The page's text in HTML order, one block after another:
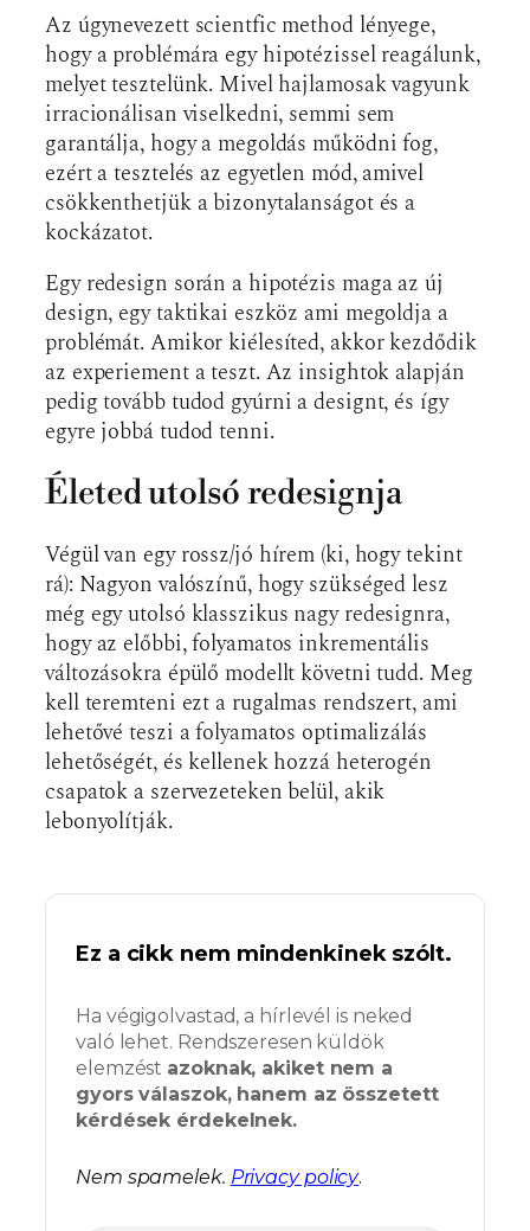
Az úgynevezett scientfic method lényege,
hogy a problémára egy hipotézissel reagálunk,
melyet tesztelünk. Mivel hajlamosak vagyunk
irracionálisan viselkedni, semmi sem
garantálja, hogy a megoldás működni fog,
ezért a tesztelés az egyetlen mód, amivel
csökkenthetjük a bizonytalanságot és a
kockázatot.
Egy redesign során a hipotézis maga az új
design, egy taktikai eszköz ami megoldja a
problémát. Amikor kiélesíted, akkor kezdődik
az experiement a teszt. Az insightok alapján
pedig tovább tudod gyúrni a designt, és így
egyre jobbá tudod tenni.
Életed utolsó redesignja
Végül van egy rossz/jó hírem (ki, hogy tekint
rá): Nagyon valószínű, hogy szükséged lesz
még egy utolsó klasszikus nagy redesignra,
hogy az előbbi, folyamatos inkrementális
változásokra épülő modellt követni tudd. Meg
kell teremteni ezt a rugalmas rendszert, ami
lehetővé teszi a folyamatos optimalizálás
lehetőségét, és kellenek hozzá heterogén
csapatok a szervezeteken belül, akik
lebonyolítják.
Ez a cikk nem mindenkinek szólt.
Ha végigolvastad, a hírlevél is neked
való lehet. Rendszeresen küldök
elemzést azoknak, akiket nem a
gyors válaszok, hanem az összetett
kérdések érdekelnek.
Nem spamelek. Privacy policy.